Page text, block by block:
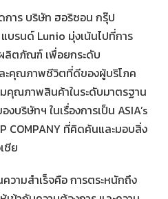
การ บริษัท ฮอริซอน กรุ๊ป
บรนด์ Lunio มุ่งเน้นไปที่การ
ตภัณฑ์ เพื่อยกระดับ
ะคุณภาพชีวิตที่ดีของผู้บริโภค
คุณภาพสินค้าในระดับมาตรฐาน
ริษัทฯ ในเรื่องการเป็น ASIA’s
COMPANY ที่คิดค้นและมอบสิ่ง
ชีย
ามสำเร็จคือ การตระหนักถึง